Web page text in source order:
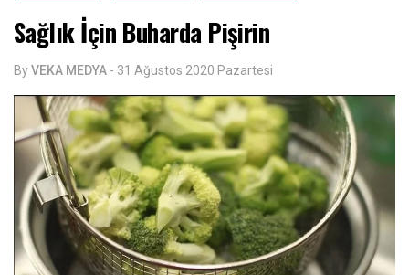
Sağlık İçin Buharda Pişirin
ByVEKA MEDYA - 31 Ağustos 2020 Pazartesi